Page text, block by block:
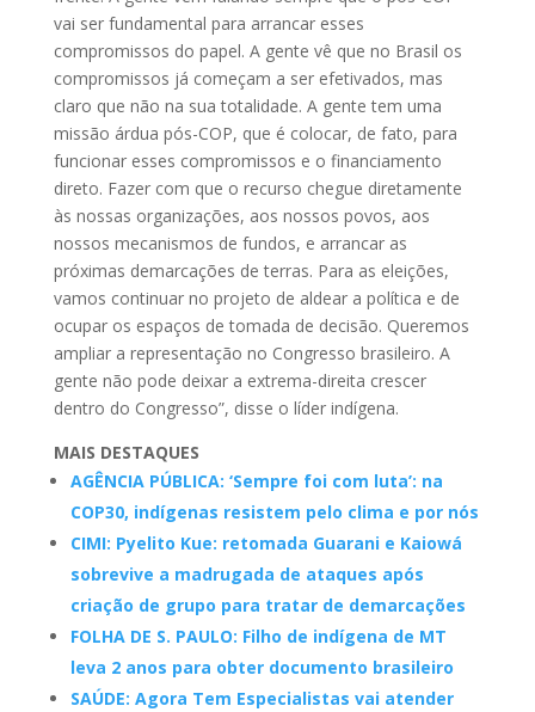
vai ser fundamental para arrancar esses
compromissos do papel. A gente vê que no Brasil os
compromissos já começam a ser efetivados, mas
claro que não na sua totalidade. A gente tem uma
missão árdua pós-COP, que é colocar, de fato, para
funcionar esses compromissos e o financiamento
direto. Fazer com que o recurso chegue diretamente
às nossas organizações, aos nossos povos, aos
nossos mecanismos de fundos, e arrancar as
próximas demarcações de terras. Para as eleições,
vamos continuar no projeto de aldear a política e de
ocupar os espaços de tomada de decisão. Queremos
ampliar a representação no Congresso brasileiro. A
gente não pode deixar a extrema-direita crescer
dentro do Congresso”, disse o líder indígena.
MAIS DESTAQUES
AGÊNCIA PÚBLICA: ‘Sempre foi com luta’: na
COP30, indígenas resistem pelo clima e por nós
CIMI: Pyelito Kue: retomada Guarani e Kaiowá
sobrevive a madrugada de ataques após
criação de grupo para tratar de demarcações
FOLHA DE S. PAULO: Filho de indígena de MT
leva 2 anos para obter documento brasileiro
SAÚDE: Agora Tem Especialistas vai atender